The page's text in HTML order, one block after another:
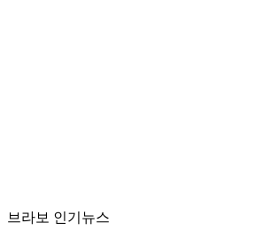
브라보 인기뉴스